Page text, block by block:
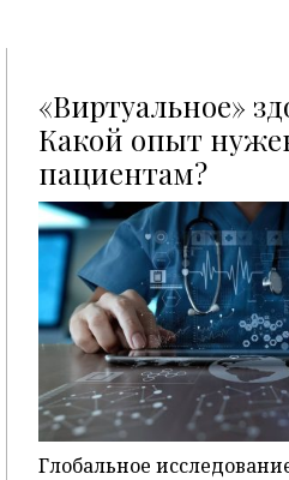
«Виртуальное»
Какой опыт
пациентам?
Глобальное